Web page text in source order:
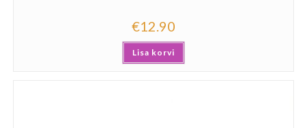
€12.90
Lisa korvi